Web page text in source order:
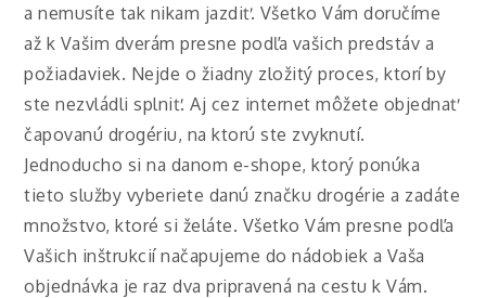
a nemusíte tak nikam jazdiť. Všetko Vám doručíme
až k Vašim dverám presne podľa vašich predstáv a
požiadaviek. Nejde o žiadny zložitý proces, ktorí by
ste nezvládli splniť. Aj cez internet môžete objednať
čapovanú drogériu, na ktorú ste zvyknutí.
Jednoducho si na danom e-shope, ktorý ponúka
tieto služby vyberiete danú značku drogérie a zadáte
množstvo, ktoré si želáte. Všetko Vám presne podľa
Vašich inštrukcií načapujeme do nádobiek a Vaša
objednávka je raz dva pripravená na cestu k Vám.